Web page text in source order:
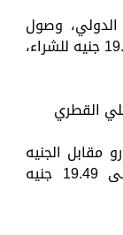
الدولي، وصول
سعر اليورو مقابل الجنيه المصري، إلى 19.50 جنيه للشراء،
القطري
مقابل الجنيه
المصري في البنك الأهلي القطري، إلى 19.49 جنيه